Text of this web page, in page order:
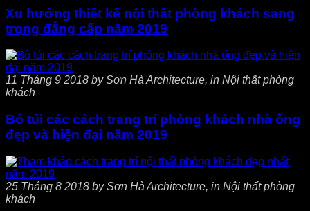
Xu hướng thiết kế nội thất phòng khách sang
trọng đẳng cấp năm 2019
11 Tháng 9 2018 by Sơn Hà Architecture, in Nội thất phòng
khách
Bỏ túi các cách trang trí phòng khách nhà ống
đẹp và hiện đại năm 2019
25 Tháng 8 2018 by Sơn Hà Architecture, in Nội thất phòng
khách